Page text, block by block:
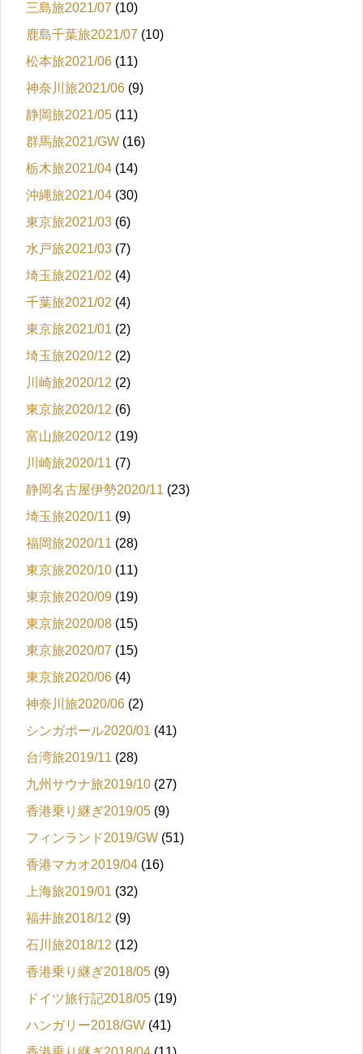
三島旅2021/07 (10)
鹿島千葉旅2021/07 (10)
松本旅2021/06 (11)
神奈川旅2021/06 (9)
静岡旅2021/05 (11)
群馬旅2021/GW (16)
栃木旅2021/04 (14)
沖縄旅2021/04 (30)
東京旅2021/03 (6)
水戸旅2021/03 (7)
埼玉旅2021/02 (4)
千葉旅2021/02 (4)
東京旅2021/01 (2)
埼玉旅2020/12 (2)
川崎旅2020/12 (2)
東京旅2020/12 (6)
富山旅2020/12 (19)
川崎旅2020/11 (7)
静岡名古屋伊勢2020/11 (23)
埼玉旅2020/11 (9)
福岡旅2020/11 (28)
東京旅2020/10 (11)
東京旅2020/09 (19)
東京旅2020/08 (15)
東京旅2020/07 (15)
東京旅2020/06 (4)
神奈川旅2020/06 (2)
シンガポール2020/01 (41)
台湾旅2019/11 (28)
九州サウナ旅2019/10 (27)
香港乗り継ぎ2019/05 (9)
フィンランド2019/GW (51)
香港マカオ2019/04 (16)
上海旅2019/01 (32)
福井旅2018/12 (9)
石川旅2018/12 (12)
香港乗り継ぎ2018/05 (9)
ドイツ旅行記2018/05 (19)
ハンガリー2018/GW (41)